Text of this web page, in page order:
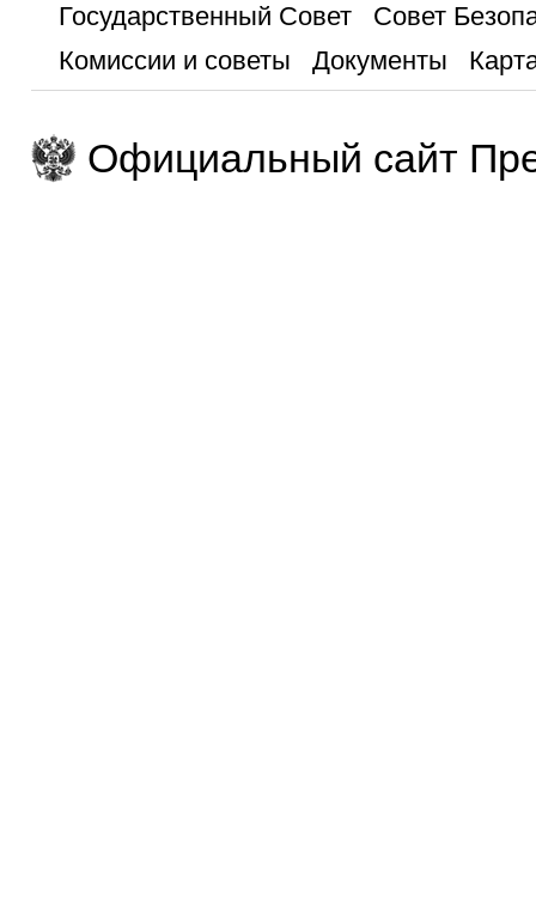
Государственный Совет
Совет
Комиссии и советы
Документы
Официальный сайт